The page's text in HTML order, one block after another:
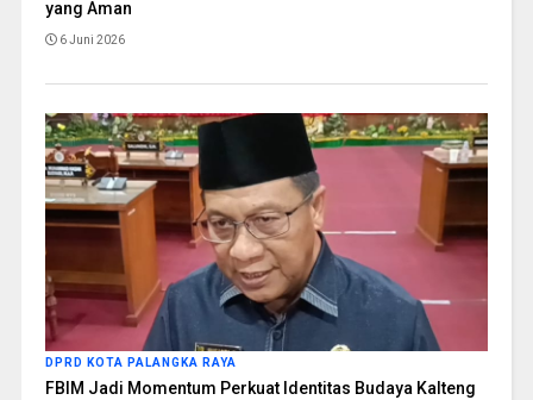
yang Aman
6 Juni 2026
DPRD KOTA PALANGKA RAYA
FBIM Jadi Momentum Perkuat Identitas Budaya Kalteng